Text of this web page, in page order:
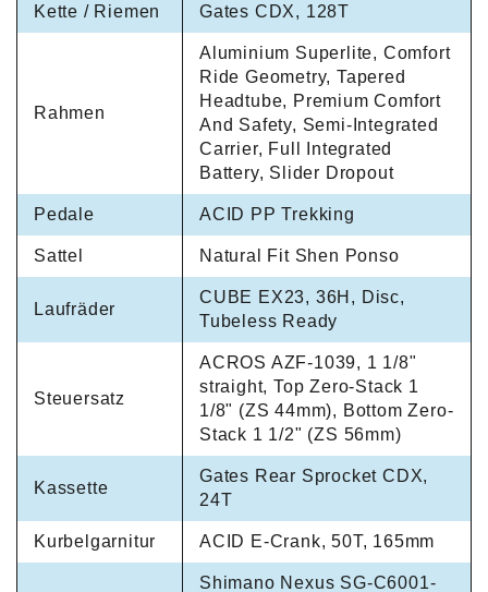
Kette / Riemen Gates CDX, 128T
Rahmen
Aluminium Superlite, Comfort
Ride Geometry, Tapered
Headtube, Premium Comfort
And Safety, Semi-Integrated
Carrier, Full Integrated
Battery, Slider Dropout
Pedale ACID PP Trekking
Sattel Natural Fit Shen Ponso
Laufräder
CUBE EX23, 36H, Disc,
Tubeless Ready
Steuersatz
ACROS AZF-1039, 1 1/8"
straight, Top Zero-Stack 1
1/8" (ZS 44mm), Bottom Zero-
Stack 1 1/2" (ZS 56mm)
Kassette
Gates Rear Sprocket CDX,
24T
Kurbelgarnitur ACID E-Crank, 50T, 165mm
Shimano Nexus SG-C6001-